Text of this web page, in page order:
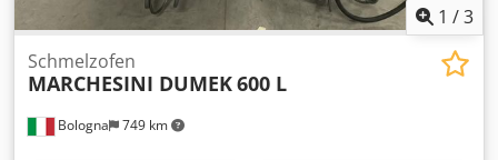
1 /3
Bologna 749 km
Schmelzofen
MARCHESINI DUMEK600 L